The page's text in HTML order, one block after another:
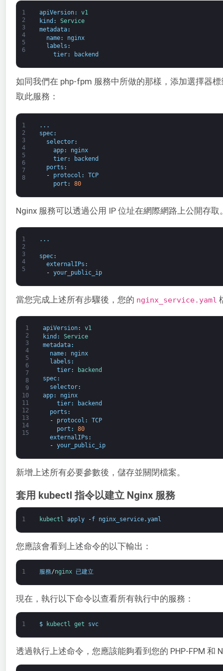
1
2
3
4
5
6
apiVersion:
v1
kind :
Service
metadata:
name:
nginx
labels :
tier: backend
如同我們在 php-fpm 服務中所做的那樣，添加選擇器
取此服務：
1
2
3
4
5
6
7
8
. . .
spec:
selector:
app:
nginx
tier:
backend
ports :
-
protocol :
TCP
port : 80
Nginx 服務可以透過公用 IP 位址在網際網路上公開存
1
2
3
4
5
. . .
spec:
externalIPs :
- your_public_ip
當您完成上述所有步驟後，您的 nginx_service.yaml
1
2
3
4
5
6
7
8
9
10
11
12
13
14
15
apiVersion:
v1
kind :
Service
metadata:
name:
nginx
labels :
tier:
backend
spec:
selector:
app:
nginx
tier:
backend
ports :
-
protocol :
TCP
port :
80
externalIPs :
- your_public_ip
新增上述所有必要參數後，儲存並關閉檔案。
套用 kubectl 指令以建立 Nginx 服務
1 kubectl apply -f nginx_service.yaml
您應該會看到上述命令的以下輸出：
1 服務/nginx 已建立
現在，執行以下命令以查看所有執行中的服務：
1 $ kubectl get svc
透過執行上述命令，您應該能夠看到您的 PHP-FPM 和